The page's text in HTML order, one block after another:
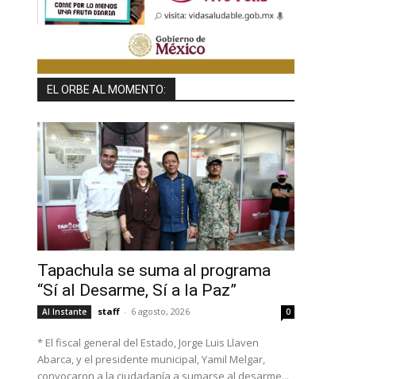
EL ORBE AL MOMENTO:
Tapachula se suma al programa
“Sí al Desarme, Sí a la Paz”
Al Instante staff - 6 agosto, 2026 0
* El fiscal general del Estado, Jorge Luis Llaven
Abarca, y el presidente municipal, Yamil Melgar,
convocaron a la ciudadanía a sumarse al desarme...